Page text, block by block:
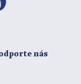
nás